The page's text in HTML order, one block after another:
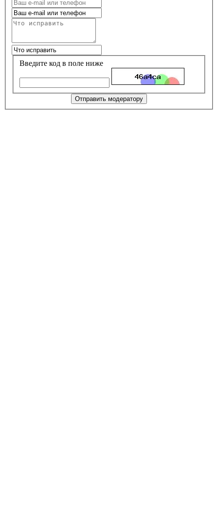
Введите код в поле ниже
Отправить модератору